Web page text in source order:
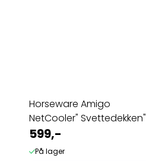
Horseware Amigo
NetCooler" Svettedekken"
599,-
På lager